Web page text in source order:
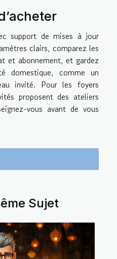
support de mises à jour
clairs, comparez les
et abonnement, et gardez
domestique, comme un
invité. Pour les foyers
proposent des ateliers
vous avant de vous
Sujet